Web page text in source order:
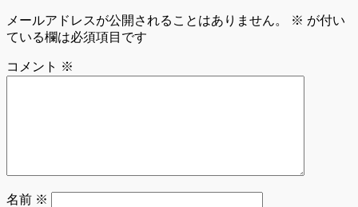
メールアドレスが公開されることはありません。 ※ が付い
ている欄は必須項目です
コメント ※
名前 ※